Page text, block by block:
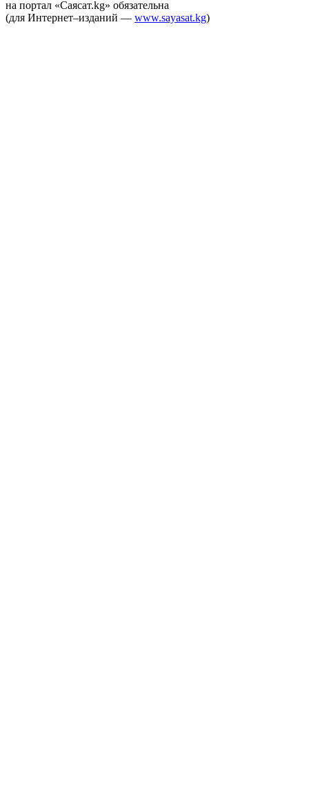
на портал «Саясат.kg» обязательна
(для Интернет–изданий — www.sayasat.kg)